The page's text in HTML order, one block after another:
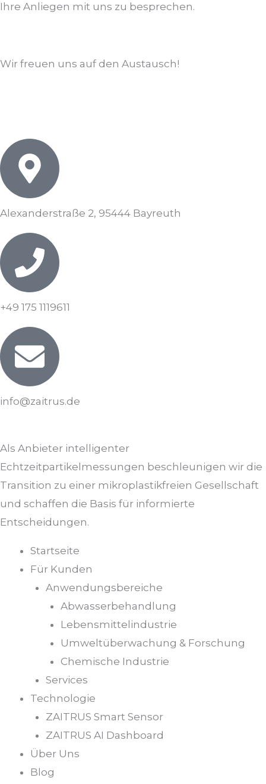
Ihre Anliegen mit uns zu besprechen.
Wir freuen uns auf den Austausch!
Alexanderstraße 2, 95444 Bayreuth
+49 175 1119611
info@zaitrus.de
Als Anbieter intelligenter
Echtzeitpartikelmessungen beschleunigen wir die
Transition zu einer mikroplastikfreien Gesellschaft
und schaffen die Basis für informierte
Entscheidungen.
Startseite
Für Kunden
Anwendungsbereiche
Abwasserbehandlung
Lebensmittelindustrie
Umweltüberwachung & Forschung
Chemische Industrie
Services
Technologie
ZAITRUS Smart Sensor
ZAITRUS AI Dashboard
Über Uns
Blog